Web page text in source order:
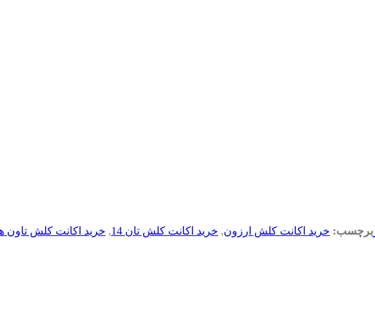
برچسب: خرید اکانت کلش ارزون, خرید اکانت کلش تان 14 , خرید اکانت کلش تاون